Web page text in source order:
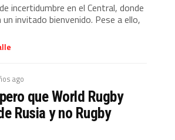
incertidumbre en el Central, donde
invitado bienvenido. Pese a ello,
ago
que World Rugby
Rusia y no Rugby